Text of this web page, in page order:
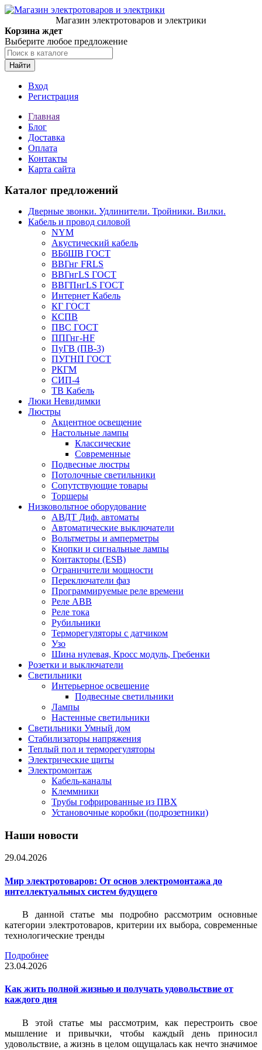
Магазин электротоваров и электрики
Корзина ждет
Выберите любое предложение
Найти
Вход
Регистрация
Главная
Блог
Доставка
Оплата
Контакты
Карта сайта
Каталог предложений
Дверные звонки. Удлинители. Тройники. Вилки.
Кабель и провод силовой
NYM
Акустический кабель
ВБбШВ ГОСТ
ВВГнг FRLS
ВВГнгLS ГОСТ
ВВГПнгLS ГОСТ
Интернет Кабель
КГ ГОСТ
КСПВ
ПВС ГОСТ
ППГнг-HF
ПуГВ (ПВ-3)
ПУГНП ГОСТ
РКГМ
СИП-4
ТВ Кабель
Люки Невидимки
Люстры
Акцентное освещение
Настольные лампы
Классические
Современные
Подвесные люстры
Потолочные светильники
Сопутствующие товары
Торшеры
Низковольтное оборудование
АВДT Диф. автоматы
Автоматические выключатели
Вольтметры и амперметры
Кнопки и сигнальные лампы
Контакторы (ESB)
Ограничители мощности
Переключатели фаз
Программируемые реле времени
Реле ABB
Реле тока
Рубильники
Терморегуляторы с датчиком
Узо
Шина нулевая, Кросс модуль, Гребенки
Розетки и выключатели
Светильники
Интерьерное освещение
Подвесные светильники
Лампы
Настенные светильники
Светильники Умный дом
Стабилизаторы напряжения
Теплый пол и терморегуляторы
Электрические щиты
Электромонтаж
Кабель-каналы
Клеммники
Трубы гофрированные из ПВХ
Установочные коробки (подрозетники)
Наши новости
29.04.2026
Мир электротоваров: От основ электромонтажа до
интеллектуальных систем будущего
В данной статье мы подробно рассмотрим основные
категории электротоваров, критерии их выбора, современные
технологические тренды
Подробнее
23.04.2026
Как жить полной жизнью и получать удовольствие от
каждого дня
В этой статье мы рассмотрим, как перестроить свое
мышление и привычки, чтобы каждый день приносил
удовольствие, а жизнь в целом ощущалась как нечто значимое